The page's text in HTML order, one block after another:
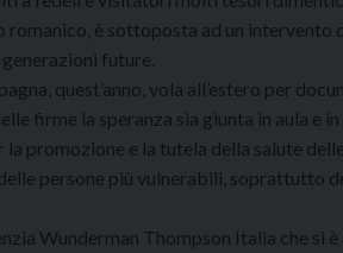
romanico, è sottoposta ad un intervento
future.
quest’anno, vola all’estero per
firme la speranza sia giunta in aula e
promozione e la tutela della salute
persone più vulnerabili, soprattutto
Wunderman Thompson Italia che si